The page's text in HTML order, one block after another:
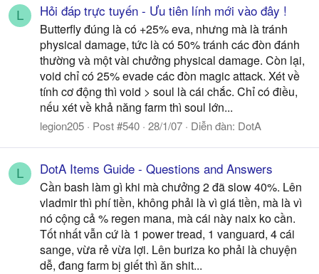
L Hỏi đáp trực tuyến - Ưu tiên lính mới vào đây !
Butterfly đúng là có +25% eva, nhưng mà là tránh
physical damage, tức là có 50% tránh các đòn đánh
thường và một vài chưởng physical damage. Còn lại,
void chỉ có 25% evade các đòn magic attack. Xét về
tính cơ động thì void > soul là cái chắc. Chỉ có điều,
nếu xét về khả năng farm thì soul lớn...
legion205 Post #540 28/1/07 Diễn đàn: DotA
L DotA Items Guide - Questions and Answers
Cần bash làm gì khi mà chưởng 2 đã slow 40%. Lên
vladmir thì phí tiền, không phải là vì giá tiền, mà là vì
nó cộng cả % regen mana, mà cái này naix ko cần.
Tốt nhất vẫn cứ là 1 power tread, 1 vanguard, 4 cái
sange, vừa rẻ vừa lợi. Lên buriza ko phải là chuyện
dễ, đang farm bị giết thì ăn shit...